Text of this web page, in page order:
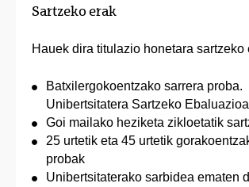
Sartzeko erak
Hauek dira titulazio honetara sartzeko
Batxilergokoentzako sarrera proba.
Unibertsitatera Sartzeko
Goi mailako heziketa zikloetatik
25 urtetik eta 45 urtetik
probak
Unibertsitaterako sarbidea ematen